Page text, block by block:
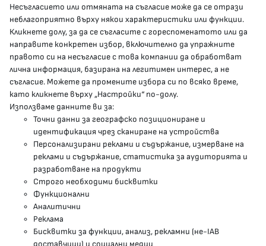
presscenter@mh.government.bg
МЗ В СОЦИАЛНИТЕ МРЕЖИ
Facebook страница
Instragram профил
YouTube канал
Threads профил
Карта на сайта
Бисквитки
Условия за използване
Несъгласието или отмяната на съгласие може да се отрази
неблагоприятно върху някои характеристики или функции.
Кликнете долу, за да се съгласите с гореспоменатото или да
направите конкретен избор, включително да упражните
правото си на несъгласие с това компании да обработват
лична информация, базирана на легитимен интерес, а не
съгласие. Можете да промените избора си по всяко време,
като кликнете върху „Настройки“ по-долу.
Използваме данните ви за:
Точни данни за географско позициониране и
идентификация чрез сканиране на устройства
Персонализирани реклами и съдържание, измерване на
реклами и съдържание, статистика за аудиторията и
разработване на продукти
Строго необходими бисквитки
Функционални
Аналитични
Реклама
Бисквитки за функции, анализ, рекламни (не-IAB
доставчици) и социални медии